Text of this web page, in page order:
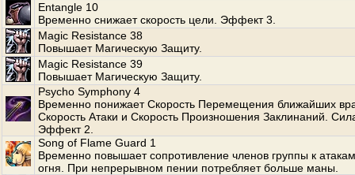
Entangle 10
Временно снижает скорость цели. Эффект 3.
Magic Resistance 38
Повышает Магическую Защиту.
Magic Resistance 39
Повышает Магическую Защиту.
Psycho Symphony 4
Временно понижает Скорость Перемещения ближайших
Скорость Атаки и Скорость Произношения Заклинаний.
Эффект 2.
Song of Flame Guard 1
Временно повышает сопротивление членов группы к
огня. При непрерывном пении потребляет больше маны.